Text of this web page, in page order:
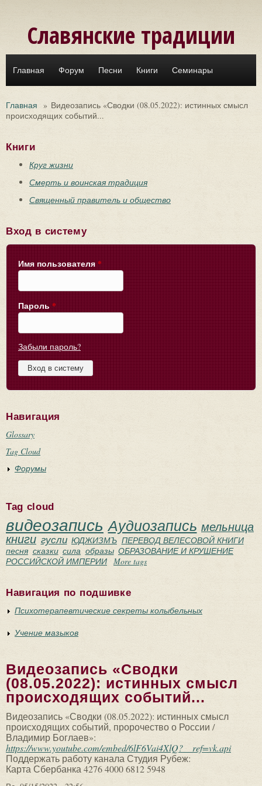
Славянские традиции
Главная Форум Песни Книги Семинары
Главная » Видеозапись «Сводки (08.05.2022): истинных смысл
происходящих событий...
Книги
Круг жизни
Смерть и воинская традиция
Священный правитель и общество
Вход в систему
Имя пользователя *
Пароль *
Забыли пароль?
Навигация
Glossary
Tag Cloud
Форумы
Tag cloud
видеозапись Аудиозапись мельница
книги гусли ЮДЖИЗМЪ ПЕРЕВОД ВЕЛЕСОВОЙ КНИГИ
песня сказки сила образы ОБРАЗОВАНИЕ И КРУШЕНИЕ
РОССИЙСКОЙ ИМПЕРИИ
More tags
Навигация по подшивке
Психотерапевтические секреты колыбельных
Учение мазыков
Видеозапись «Сводки
(08.05.2022): истинных смысл
происходящих событий...
Видеозапись «Сводки (08.05.2022): истинных смысл
происходящих событий, пророчество о России /
Владимир Боглаев»:
https://www.youtube.com/embed/6lF6Vai4XlQ?__ref=vk.api
Поддержать работу канала Студия Рубеж:
Карта Сбербанка 4276 4000 6812 5948